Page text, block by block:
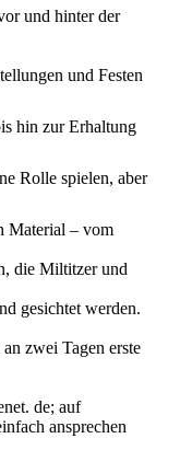
und hinter der
und Festen
hin zur Erhaltung
Rolle spielen, aber
Material – vom
die Miltitzer und
gesichtet werden.
zwei Tagen erste
de; auf
ansprechen